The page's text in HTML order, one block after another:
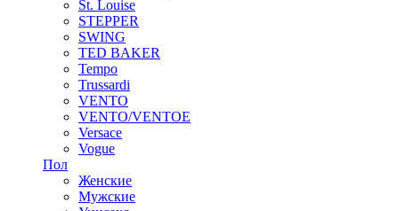
St. Louise
STEPPER
SWING
TED BAKER
Tempo
Trussardi
VENTO
VENTO/VENTOE
Versace
Vogue
Пол
Женские
Мужские